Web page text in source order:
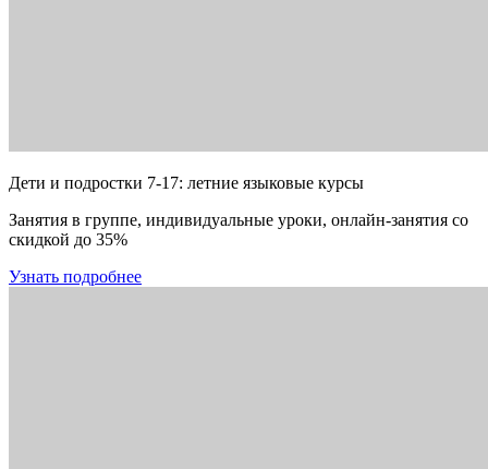
Дети и подростки 7-17: летние языковые курсы
Занятия в группе, индивидуальные уроки, онлайн-занятия со
скидкой до 35%
Узнать подробнее